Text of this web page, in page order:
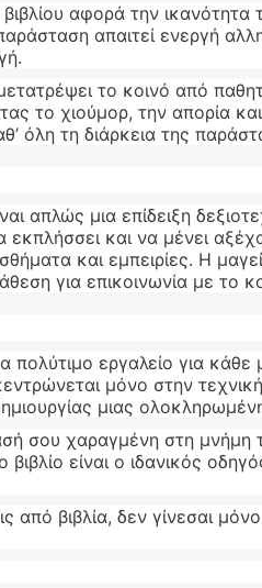
αφορά την ικανότητα
απαιτεί ενεργή
το κοινό από
το χιούμορ, την απορία
όλη τη διάρκεια της
απλώς μια επίδειξη
και να μένει
και εμπειρίες. Η
για επικοινωνία με το
πολύτιμο εργαλείο για
μόνο στην
μιας
σου χαραγμένη στη μνήμη
είναι ο ιδανικός
από βιβλία, δεν γίνεσαι